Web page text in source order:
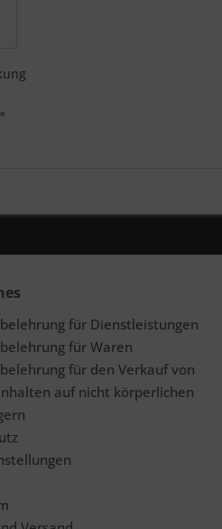
für Dienstleistungen
für Waren
für den Verkauf von
auf nicht körperlichen